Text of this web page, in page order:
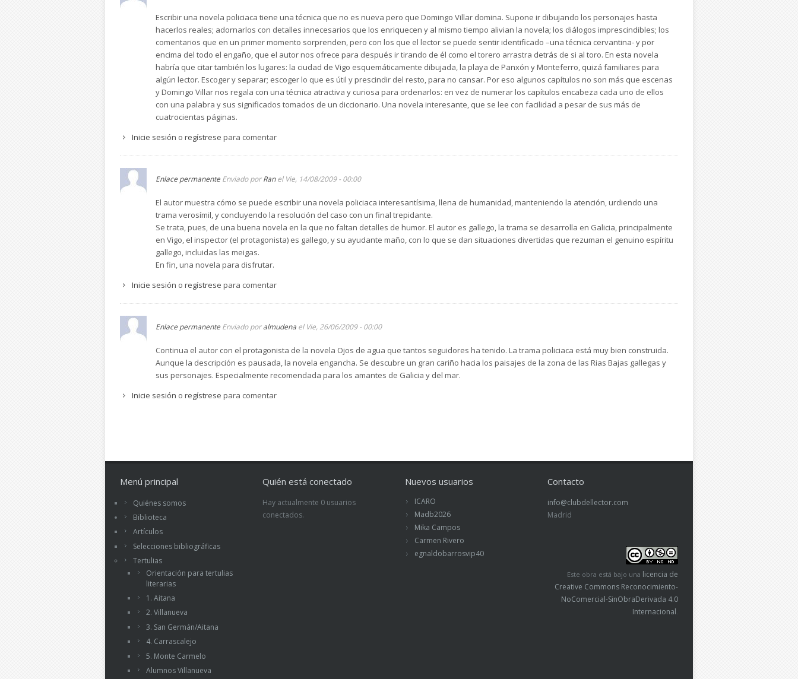
Escribir una novela policiaca tiene una técnica que no es nueva pero que Domingo Villar domina. Supone ir dibujando los personajes hasta
hacerlos reales; adornarlos con detalles innecesarios que los enriquecen y al mismo tiempo alivian la novela; los diálogos imprescindibles; los
comentarios que en un primer momento sorprenden, pero con los que el lector se puede sentir identificado –una técnica cervantina- y por
encima del todo el engaño, que el autor nos ofrece para después ir tirando de él como el torero arrastra detrás de si al toro. En esta novela
habría que citar también los lugares: la ciudad de Vigo esquemáticamente dibujada, la playa de Panxón y Monteferro, quizá familiares para
algún lector. Escoger y separar; escoger lo que es útil y prescindir del resto, para no cansar. Por eso algunos capítulos no son más que escenas
y Domingo Villar nos regala con una técnica atractiva y curiosa para ordenarlos: en vez de numerar los capítulos encabeza cada uno de ellos
con una palabra y sus significados tomados de un diccionario. Una novela interesante, que se lee con facilidad a pesar de sus más de
cuatrocientas páginas.
Inicie sesión o regístrese para comentar
Enlace permanente Enviado porRanel Vie, 14/08/2009 - 00:00
El autor muestra cómo se puede escribir una novela policiaca interesantísima, llena de humanidad, manteniendo la atención, urdiendo una
trama verosímil, y concluyendo la resolución del caso con un final trepidante.
Se trata, pues, de una buena novela en la que no faltan detalles de humor. El autor es gallego, la trama se desarrolla en Galicia, principalmente
en Vigo, el inspector (el protagonista) es gallego, y su ayudante maño, con lo que se dan situaciones divertidas que rezuman el genuino espíritu
gallego, incluidas las meigas.
En fin, una novela para disfrutar.
Inicie sesión o regístrese para comentar
Enlace permanente Enviado poralmudena el Vie, 26/06/2009 - 00:00
Continua el autor con el protagonista de la novela Ojos de agua que tantos seguidores ha tenido. La trama policiaca está muy bien construida.
Aunque la descripción es pausada, la novela engancha. Se descubre un gran cariño hacia los paisajes de la zona de las Rias Bajas gallegas y
sus personajes. Especialmente recomendada para los amantes de Galicia y del mar.
Inicie sesión o regístrese para comentar
Menú principal
Quiénes somos
Biblioteca
Artículos
Selecciones bibliográficas
Tertulias
Orientación para tertulias
literarias
1. Aitana
2. Villanueva
3. San Germán/Aitana
4. Carrascalejo
5. Monte Carmelo
Alumnos Villanueva
Quién está conectado
Hay actualmente 0 usuarios
conectados.
Nuevos usuarios
ICARO
Madb2026
Mika Campos
Carmen Rivero
egnaldobarrosvip40
Contacto
info@clubdellector.com
Madrid
Este obra está bajo una licencia de
Creative Commons Reconocimiento-
NoComercial-SinObraDerivada 4.0
Internacional.